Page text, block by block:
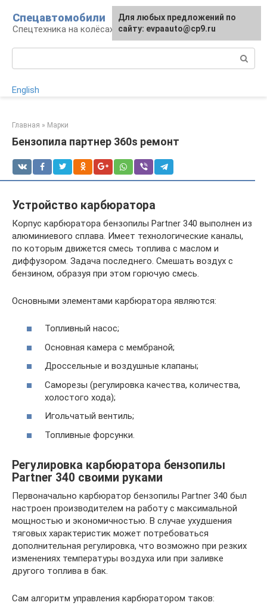
контенту
Спецавтомобили
Спецтехника на колёсах
English
Главная » Марки
Бензопила партнер 360s ремонт
Устройство карбюратора
Корпус карбюратора бензопилы Partner 340 выполнен из
алюминиевого сплава. Имеет технологические каналы,
по которым движется смесь топлива с маслом и
диффузором. Задача последнего. Смешать воздух с
бензином, образуя при этом горючую смесь.
Основными элементами карбюратора являются:
Топливный насос;
Основная камера с мембраной;
Дроссельные и воздушные клапаны;
Саморезы (регулировка качества, количества,
холостого хода);
Игольчатый вентиль;
Топливные форсунки.
Регулировка карбюратора бензопилы
Partner 340 своими руками
Первоначально карбюратор бензопилы Partner 340 был
настроен производителем на работу с максимальной
мощностью и экономичностью. В случае ухудшения
тяговых характеристик может потребоваться
дополнительная регулировка, что возможно при резких
изменениях температуры воздуха или при заливке
другого топлива в бак.
Сам алгоритм управления карбюратором таков:
Для любых предложений по
сайту: evpaauto@cp9.ru